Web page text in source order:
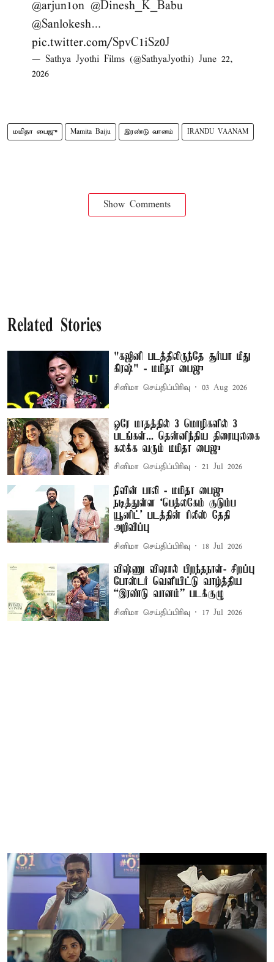
@arjun1on @Dinesh_K_Babu
@Sanlokesh…
pic.twitter.com/SpvC1iSz0J
— Sathya Jyothi Films (@SathyaJyothi) June 22,
2026
மமிதா பைஜு Mamita Baiju இரண்டு வானம் IRANDU VAANAM
Show Comments
Related Stories
"கஜினி படத்திலிருந்தே சூர்யா மீது
கிரஷ்" - மமிதா பைஜு
சினிமா செய்திப்பிரிவு 03 Aug 2026
ஒரே மாதத்தில் 3 மொழிகளில் 3
படங்கள்... தென்னிந்திய திரையுலகை
கலக்க வரும் மமிதா பைஜு
சினிமா செய்திப்பிரிவு 21 Jul 2026
நிவின் பாலி - மமிதா பைஜு
நடித்துள்ள ‘பெத்லகேம் குடும்ப
யூனிட்' படத்தின் ரிலீஸ் தேதி
அறிவிப்பு
சினிமா செய்திப்பிரிவு 18 Jul 2026
விஷ்ணு விஷால் பிறந்தநாள்- சிறப்பு
போஸ்டர் வெளியிட்டு வாழ்த்திய
“இரண்டு வானம்” படக்குழு
சினிமா செய்திப்பிரிவு 17 Jul 2026